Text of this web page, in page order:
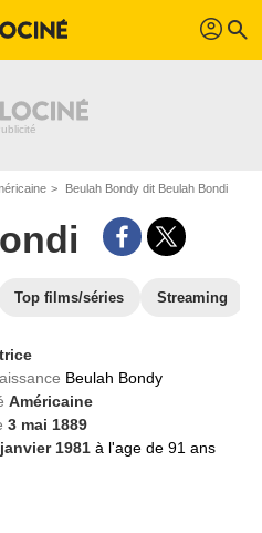
profil search
Beulah Bondy dit Beulah Bondi
Top films/séries Streaming
Beulah Bondy
Américaine
3 mai 1889
janvier 1981à l'age de 91 ans